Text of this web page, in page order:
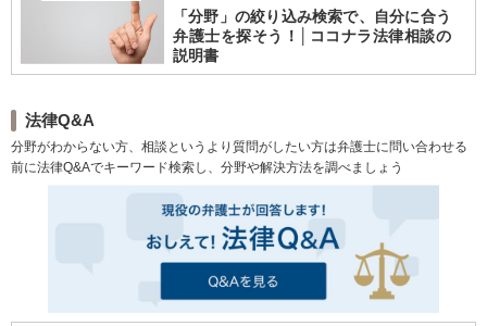
個室】【近鉄奈良駅5分】
「分野」の絞り込み検索で、自分に合う
弁護士を探そう！│ココナラ法律相談の
説明書
法律Q&A
分野がわからない方、相談というより質問がしたい方は弁護士に問い合わせる
前に法律Q&Aでキーワード検索し、分野や解決方法を調べましょう